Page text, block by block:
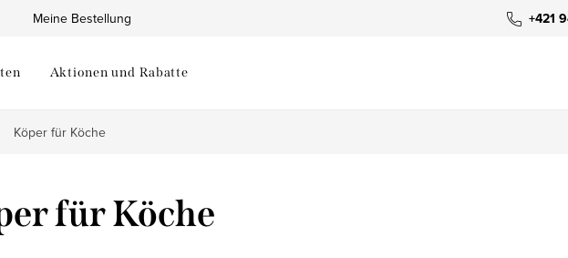
+421
Meine Bestellung
Aktionen und Rabatte
Köper für Köche
für Köche